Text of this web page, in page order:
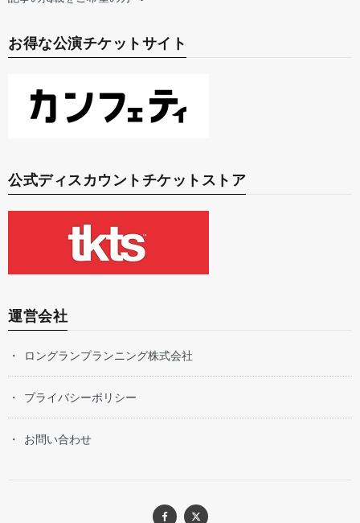
お得な公演チケットサイト
公式ディスカウントチケットストア
運営会社
ロングランプランニング株式会社
プライバシーポリシー
お問い合わせ